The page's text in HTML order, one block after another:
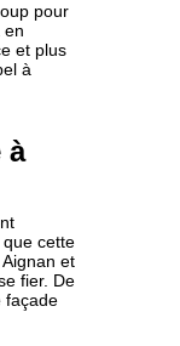
pour
en
et plus
à
à
cette
et
fier. De
façade